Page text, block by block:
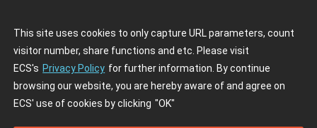
This site uses cookies to only capture URL parameters, count
visitor number, share functions and etc. Please visit
ECS's Privacy Policy for further information. By continue
browsing our website, you are hereby aware of and agree on
ECS' use of cookies by clicking "OK"